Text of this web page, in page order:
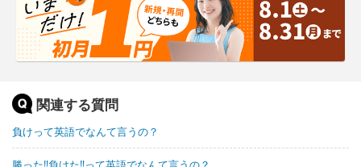
関連する質問
負けって英語でなんて言うの？